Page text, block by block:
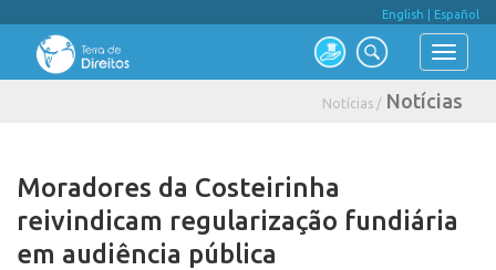
English Español
Notícias / Notícias
Moradores da Costeirinha
reivindicam regularização fundiária
em audiência pública